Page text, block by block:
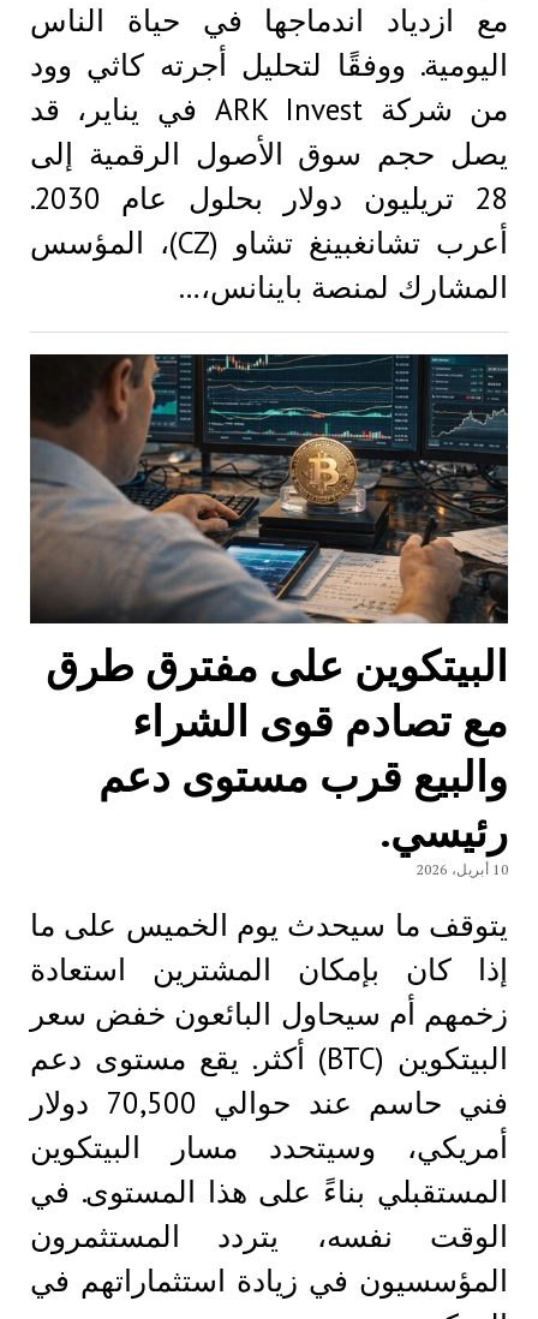
مع ازدياد اندماجها في حياة الناس
اليومية. ووفقًا لتحليل أجرته كاثي وود
من شركة ARK Invest في يناير، قد
يصل حجم سوق الأصول الرقمية إلى
28 تريليون دولار بحلول عام 2030.
أعرب تشانغبينغ تشاو (CZ)، المؤسس
المشارك لمنصة باينانس،…
البيتكوين على مفترق طرق
مع تصادم قوى الشراء
والبيع قرب مستوى دعم
رئيسي.
10 أبريل، 2026
يتوقف ما سيحدث يوم الخميس على ما
إذا كان بإمكان المشترين استعادة
زخمهم أم سيحاول البائعون خفض سعر
البيتكوين (BTC) أكثر. يقع مستوى دعم
فني حاسم عند حوالي 70,500 دولار
أمريكي، وسيتحدد مسار البيتكوين
المستقبلي بناءً على هذا المستوى. في
الوقت نفسه، يتردد المستثمرون
المؤسسيون في زيادة استثماراتهم في